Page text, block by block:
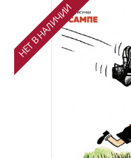
НЕТ В НАЛИЧИИ